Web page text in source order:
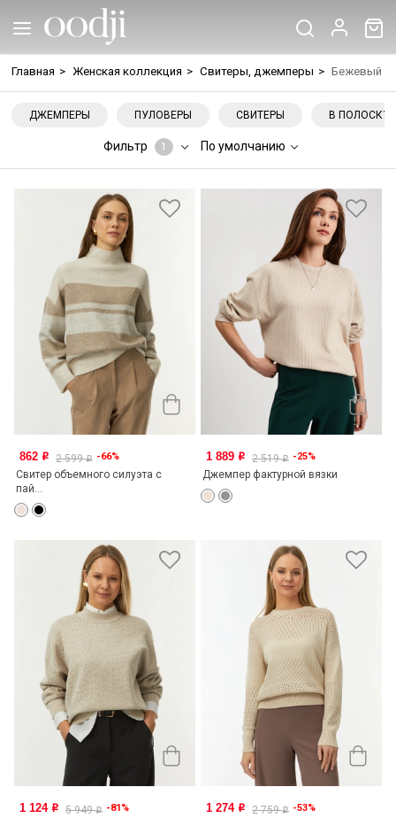
Главная > Женская коллекция > Свитеры, джемперы > Бежевый
ДЖЕМПЕРЫ ПУЛОВЕРЫ СВИТЕРЫ В ПОЛОСКУ
Фильтр 1 По умолчанию
862 o 2 599o -66%
Свитер объемного силуэта с
пай...
1 889 o 2 519o -25%
Джемпер фактурной вязки
1 124 o 5 949o -81% 1 274 o 2 759o -53%